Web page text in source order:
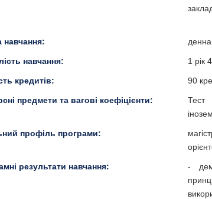
денна
навчання: 1 рік
кредитів: 90
предмети та вагові коефіцієнти:
Тест
профіль програми:
результати навчання:
-